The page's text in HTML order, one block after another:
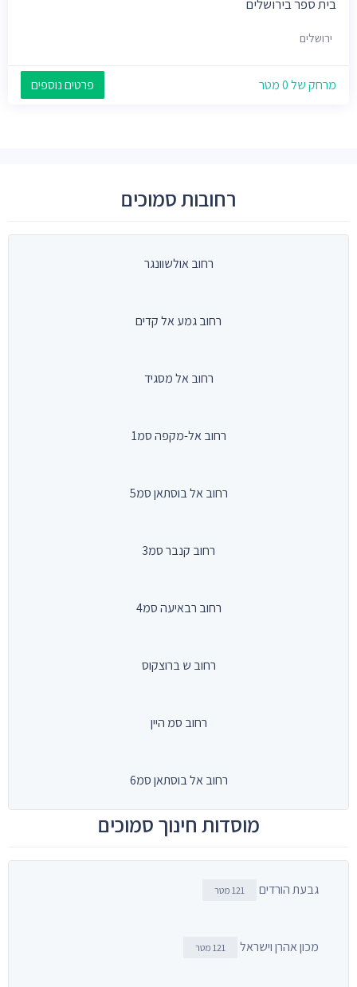
בית ספר בירושלים
ירושלים
מרחק של 0 מטר פרטים נוספים
רחובות סמוכים
רחוב אולשוונגר
רחוב גמע אל קדים
רחוב אל מסגיד
רחוב אל-מקפה סמ1
רחוב אל בוסתאן סמ5
רחוב קנבר סמ3
רחוב רבאיעה סמ4
רחוב ש ברוצקוס
רחוב סמ היין
רחוב אל בוסתאן סמ6
מוסדות חינוך סמוכים
גבעת הורדים 121 מטר
מכון אהרן וישראל 121 מטר